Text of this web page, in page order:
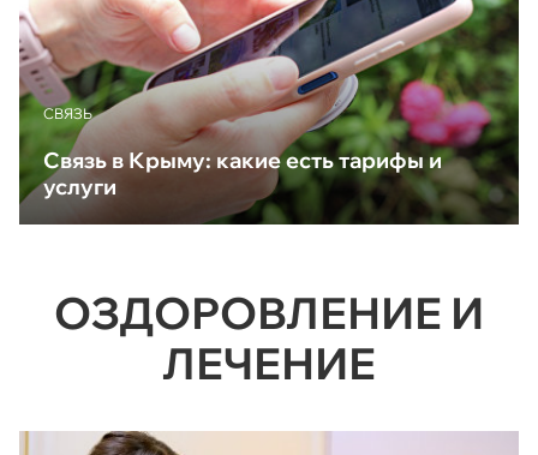
CВЯЗЬ
Связь в Крыму: какие есть тарифы и
услуги
ОЗДОРОВЛЕНИЕ И
ЛЕЧЕНИЕ